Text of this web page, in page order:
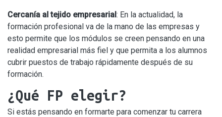
Cercanía al tejido empresarial: En la actualidad, la
formación profesional va de la mano de las empresas y
esto permite que los módulos se creen pensando en una
realidad empresarial más fiel y que permita a los alumnos
cubrir puestos de trabajo rápidamente después de su
formación.
¿Qué FP elegir?
Si estás pensando en formarte para comenzar tu carrera